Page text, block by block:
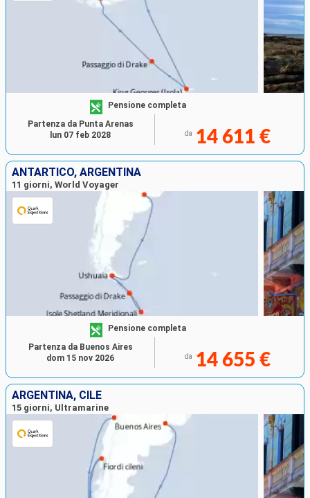
Pensione completa
da 14 611 €
Partenza da Punta Arenas
lun 07 feb 2028
ANTARTICO, ARGENTINA
11 giorni, World Voyager
Pensione completa
da 14 655 €
Partenza da Buenos Aires
dom 15 nov 2026
ARGENTINA, CILE
15 giorni, Ultramarine